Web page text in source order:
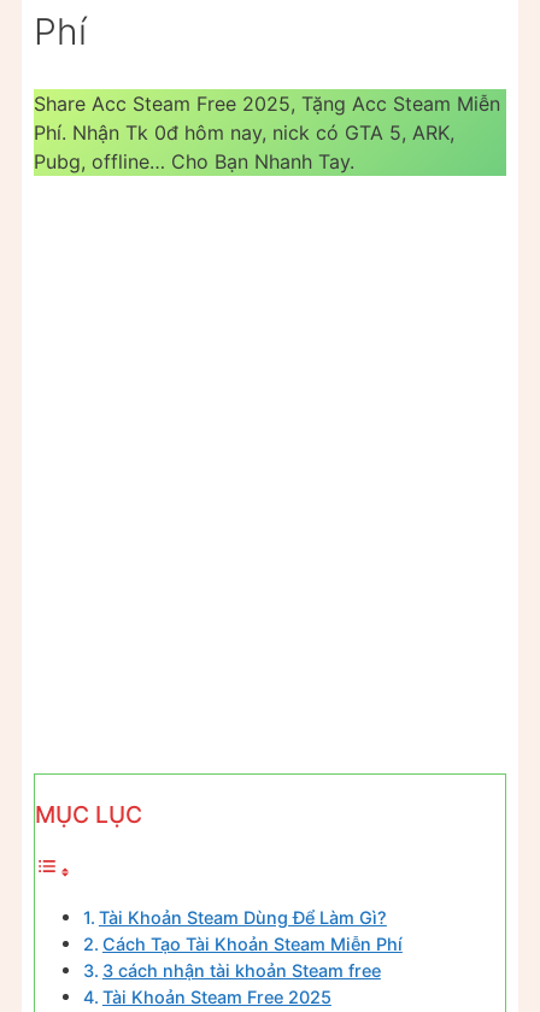
Phí
Share Acc Steam Free 2025, Tặng Acc Steam Miễn
Phí. Nhận Tk 0đ hôm nay, nick có GTA 5, ARK,
Pubg, offline… Cho Bạn Nhanh Tay.
MỤC LỤC
Tài Khoản Steam Dùng Để Làm Gì?
Cách Tạo Tài Khoản Steam Miễn Phí
3 cách nhận tài khoản Steam free
Tài Khoản Steam Free 2025